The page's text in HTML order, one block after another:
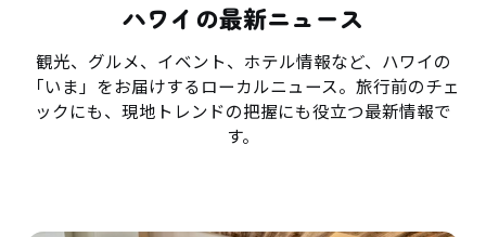
ハワイの最新ニュース
観光、グルメ、イベント、ホテル情報など、ハワイの
「いま」をお届けするローカルニュース。旅行前のチェ
ックにも、現地トレンドの把握にも役立つ最新情報で
す。